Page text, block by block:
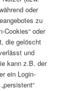
oder
zu
Cookies“ oder
die gelöscht
und
kann z.B. der
ein Login-